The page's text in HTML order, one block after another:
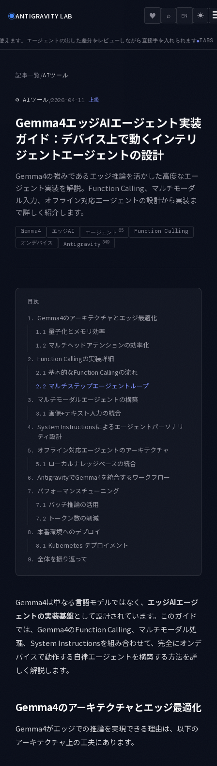
◉ANTIGRAVITY LAB ♥ ⌕ EN ☀
れます ●TABS — プレビュータブが加わりました。次のファイルを開くと入れ替わ
記事一覧/AIツール
⚙ AIツール/2026-04-11 上級
Gemma4エッジAIエージェント実装
ガイド：デバイス上で動くインテリ
ジェントエージェントの設計
Gemma4の強みであるエッジ推論を活かした高度なエー
ジェント実装を解説。Function Calling、マルチモーダ
ル入力、オフライン対応エージェントの設計から実装ま
で詳しく紹介します。
Gemma4 エッジAI エージェント 65
Function Calling
オンデバイス
Antigravity 349
目次
1. Gemma4のアーキテクチャとエッジ最適化
1.1 量子化とメモリ効率
1.2 マルチヘッドアテンションの効率化
2. Function Callingの実装詳細
2.1 基本的なFunction Callingの流れ
2.2 マルチステップエージェントループ
3. マルチモーダルエージェントの構築
3.1 画像+テキスト入力の統合
4.
System Instructionsによるエージェントパーソナリ
ティ設計
5. オフライン対応エージェントのアーキテクチャ
5.1 ローカルナレッジベースの統合
6. AntigravityでGemma4を統合するワークフロー
7. パフォーマンスチューニング
7.1 バッチ推論の活用
7.2 トークン数の削減
8. 本番環境へのデプロイ
8.1 Kubernetes デプロイメント
9. 全体を振り返って
Gemma4は単なる言語モデルではなく、 エッジAIエージ
ェントの実装基盤として設計されています。このガイド
では、Gemma4のFunction Calling、マルチモーダル処
理、System Instructionsを組み合わせて、完全にオンデ
バイスで動作する自律エージェントを構築する方法を詳
しく解説します。
Gemma4のアーキテクチャとエッジ最適化
Gemma4がエッジでの推論を実現できる理由は、以下の
アーキテクチャ上の工夫にあります。